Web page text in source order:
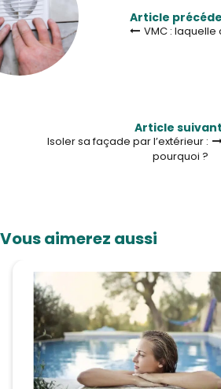
Article
VMC : laquelle
Article suivant
Isoler sa façade par l’extérieur :
pourquoi ?
Vous aimerez aussi